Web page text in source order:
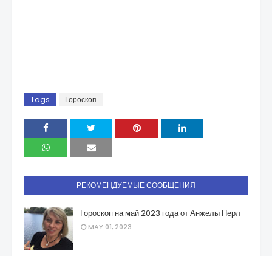
Tags Гороскоп
РЕКОМЕНДУЕМЫЕ СООБЩЕНИЯ
Гороскоп на май 2023 года от Анжелы Перл
MAY 01, 2023